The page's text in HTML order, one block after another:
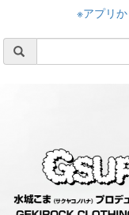
※アプリ